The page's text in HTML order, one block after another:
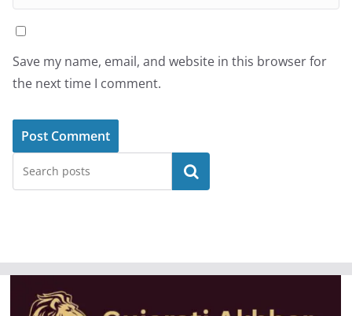
Save my name, email, and website in this browser for
the next time I comment.
Search